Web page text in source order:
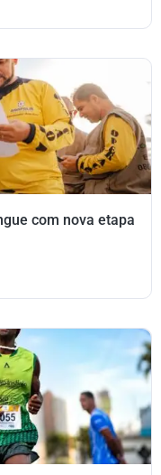
com nova etapa